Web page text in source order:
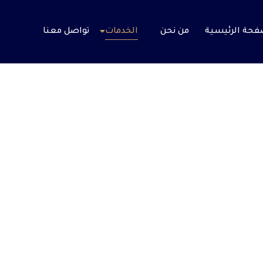
الرئيسية من نحن الخدمات تواصل معنا